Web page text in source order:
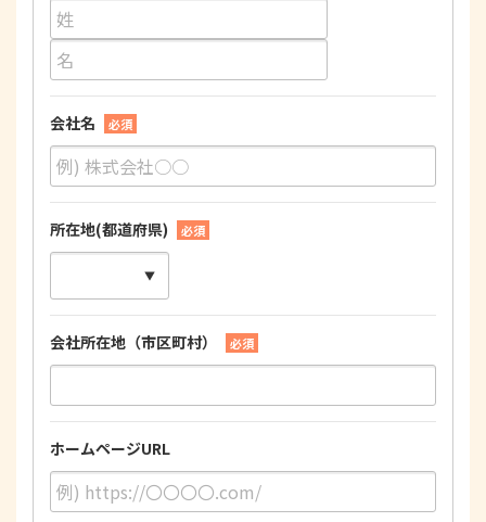
会社名 必須
所在地(都道府県) 必須
会社所在地（市区町村） 必須
ホームページURL